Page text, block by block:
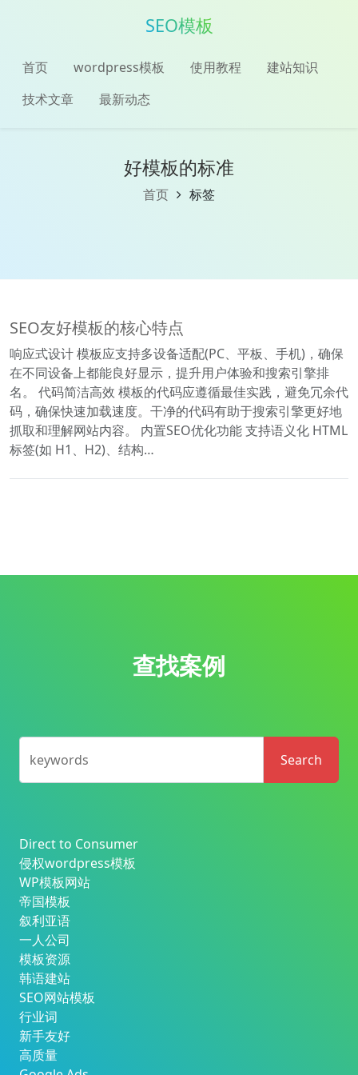
SEO模板
首页 wordpress模板 使用教程
建站知识
技术文章
最新动态
好模板的标准
首页 标签
SEO友好模板的核心特点
响应式设计 模板应支持多设备适配(PC、平板、手机)，确保
在不同设备上都能良好显示，提升用户体验和搜索引擎排
名。 代码简洁高效 模板的代码应遵循最佳实践，避免冗余代
码，确保快速加载速度。干净的代码有助于搜索引擎更好地
抓取和理解网站内容。 内置SEO优化功能 支持语义化 HTML
标签(如 H1、H2)、结构…
查找案例
keywords Search
Direct to Consumer
侵权wordpress模板
WP模板网站
帝国模板
叙利亚语
一人公司
模板资源
韩语建站
SEO网站模板
行业词
新手友好
高质量